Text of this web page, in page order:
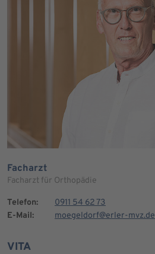
Facharzt
Facharzt für Orthopädie
Telefon:
0911 54 62 73
E-Mail:
moegeldorf@erler-mvz.de
VITA